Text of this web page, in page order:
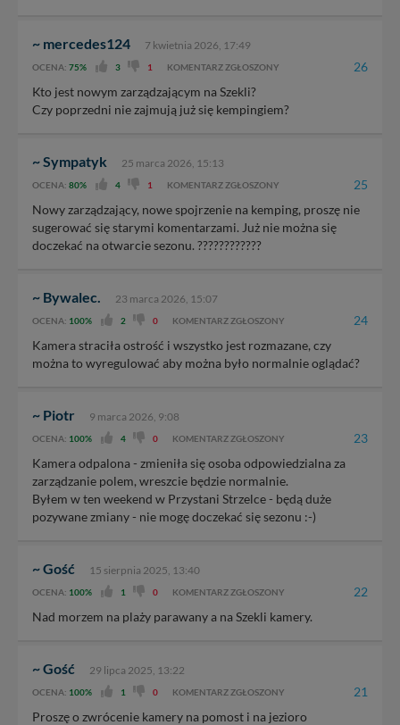
~ mercedes124 7 kwietnia 2026, 17:49
OCENA: 75% 3 1 KOMENTARZ ZGŁOSZONY 26
Kto jest nowym zarządzającym na Szekli?
Czy poprzedni nie zajmują już się kempingiem?
~ Sympatyk 25 marca 2026, 15:13
OCENA: 80% 4 1 KOMENTARZ ZGŁOSZONY 25
Nowy zarządzający, nowe spojrzenie na kemping, proszę nie
sugerować się starymi komentarzami. Już nie można się
doczekać na otwarcie sezonu. ????????????
~ Bywalec. 23 marca 2026, 15:07
OCENA: 100% 2 0 KOMENTARZ ZGŁOSZONY 24
Kamera straciła ostrość i wszystko jest rozmazane, czy
można to wyregulować aby można było normalnie oglądać?
~ Piotr 9 marca 2026, 9:08
OCENA: 100% 4 0 KOMENTARZ ZGŁOSZONY 23
Kamera odpalona - zmieniła się osoba odpowiedzialna za
zarządzanie polem, wreszcie będzie normalnie.
Byłem w ten weekend w Przystani Strzelce - będą duże
pozywane zmiany - nie mogę doczekać się sezonu :-)
~ Gość 15 sierpnia 2025, 13:40
OCENA: 100% 1 0 KOMENTARZ ZGŁOSZONY 22
Nad morzem na plaży parawany a na Szekli kamery.
~ Gość 29 lipca 2025, 13:22
OCENA: 100% 1 0 KOMENTARZ ZGŁOSZONY 21
Proszę o zwrócenie kamery na pomost i na jezioro